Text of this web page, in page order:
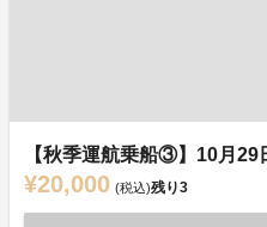
【秋季運航乗船③】10月
¥20,000 (税込)残り3